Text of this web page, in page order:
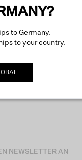
NEWSLETTER AN
to Germany.
to your country.